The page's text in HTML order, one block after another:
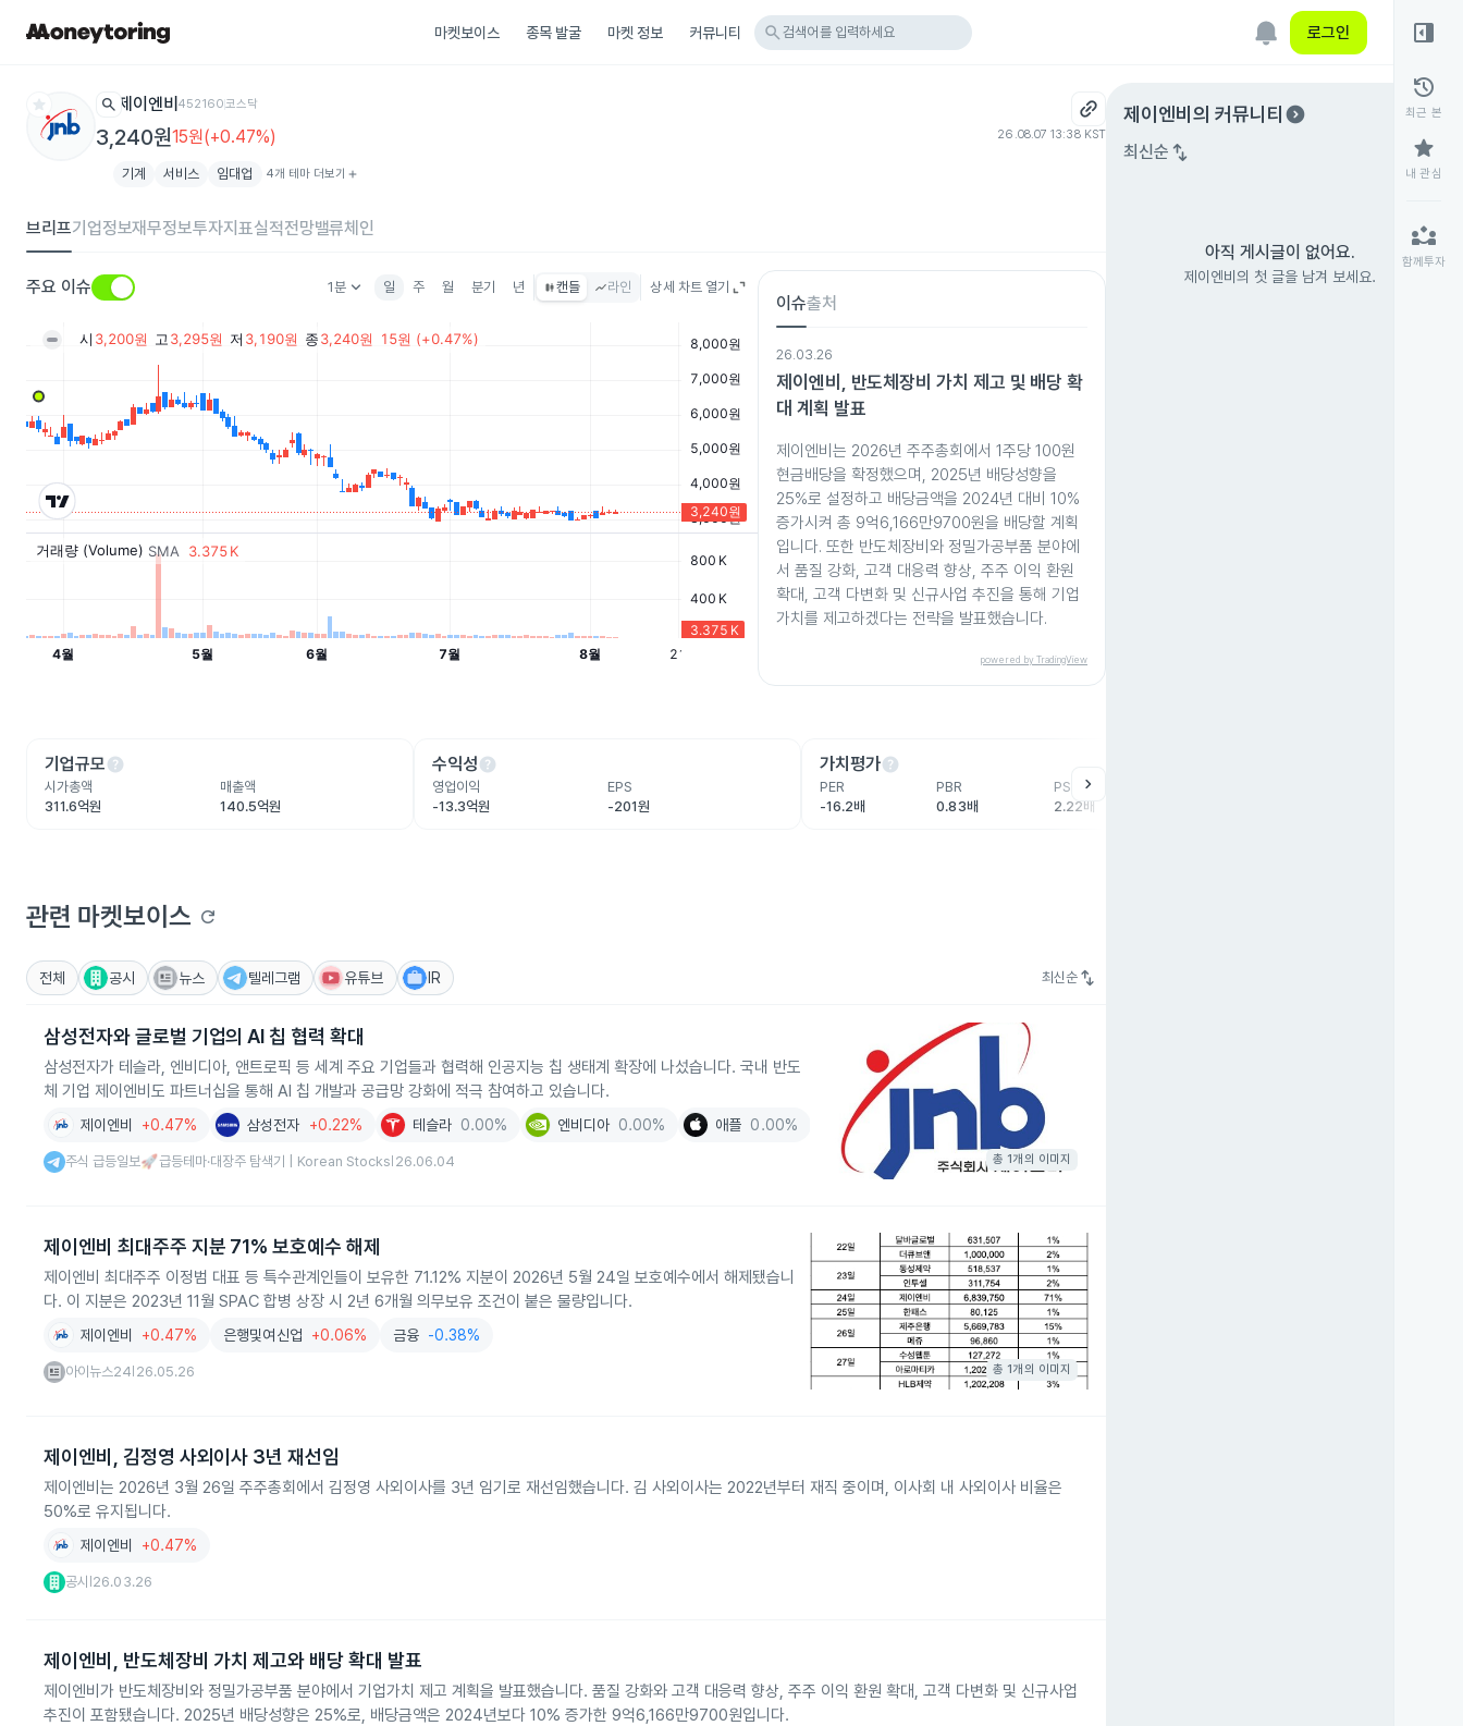
마켓보이스 종목 발굴 마켓 정보 커뮤니티 search 검색어를 입력하세요 로그인
star search 제이엔비 452160코스닥
3,240원15원(+0.47%) 26.08.07 13:38 KST
기계 서비스 임대업 4개 테마 더보기 add
브리프기업정보재무정보투자지표실적전망밸류체인
주요 이슈 1분keyboard_arrow_down 일 주 월 분기 년 캔들 라인 상세 차트 열기
이슈출처
26.03.26
제이엔비, 반도체장비 가치 제고 및 배당 확
대 계획 발표
제이엔비는 2026년 주주총회에서 1주당 100원
현금배당을 확정했으며, 2025년 배당성향을
25%로 설정하고 배당금액을 2024년 대비 10%
증가시켜 총 9억6,166만9700원을 배당할 계획
입니다. 또한 반도체장비와 정밀가공부품 분야에
서 품질 강화, 고객 대응력 향상, 주주 이익 환원
확대, 고객 다변화 및 신규사업 추진을 통해 기업
가치를 제고하겠다는 전략을 발표했습니다.
powered by TradingView
기업규모help
시가총액
311.6억원
매출액
140.5억원
수익성help
영업이익
-13.3억원
EPS
-201원
가치평가help
PER
-16.2배
PBR
0.83배
PSR
2.22배
chevron_right
관련 마켓보이스 refresh
전체 공시 뉴스 텔레그램 유튜브 IR 최신순 swap_vert
삼성전자와 글로벌 기업의 AI 칩 협력 확대
삼성전자가 테슬라, 엔비디아, 앤트로픽 등 세계 주요 기업들과 협력해 인공지능 칩 생태계 확장에 나섰습니다. 국내 반도
체 기업 제이엔비도 파트너십을 통해 AI 칩 개발과 공급망 강화에 적극 참여하고 있습니다.
제이엔비 +0.47% 삼성전자 +0.22% 테슬라 0.00% 엔비디아 0.00% 애플 0.00%
주식 급등일보🚀급등테마·대장주 탐색기 | Korean Stocks 26.06.04 총 1개의 이미지
제이엔비 최대주주 지분 71% 보호예수 해제
제이엔비 최대주주 이정범 대표 등 특수관계인들이 보유한 71.12% 지분이 2026년 5월 24일 보호예수에서 해제됐습니
다. 이 지분은 2023년 11월 SPAC 합병 상장 시 2년 6개월 의무보유 조건이 붙은 물량입니다.
제이엔비 +0.47% 은행및여신업 +0.06% 금융 -0.38%
아이뉴스24 26.05.26 총 1개의 이미지
제이엔비, 김정영 사외이사 3년 재선임
제이엔비는 2026년 3월 26일 주주총회에서 김정영 사외이사를 3년 임기로 재선임했습니다. 김 사외이사는 2022년부터 재직 중이며, 이사회 내 사외이사 비율은
50%로 유지됩니다.
제이엔비 +0.47%
공시 26.03.26
제이엔비, 반도체장비 가치 제고와 배당 확대 발표
제이엔비가 반도체장비와 정밀가공부품 분야에서 기업가치 제고 계획을 발표했습니다. 품질 강화와 고객 대응력 향상, 주주 이익 환원 확대, 고객 다변화 및 신규사업
추진이 포함됐습니다. 2025년 배당성향은 25%로, 배당금액은 2024년보다 10% 증가한 9억6,166만9700원입니다.
제이엔비 의 커뮤니티 expand_circle_right
최신순 swap_vert
아직 게시글이 없어요.
제이엔비의 첫 글을 남겨 보세요.
right_panel_open
history
최근 본
star
내 관심
partner_exchange
함께투자